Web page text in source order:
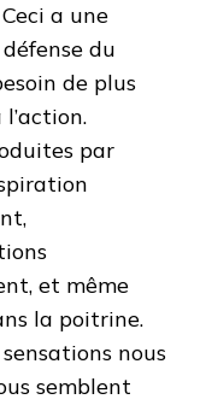
a une
du
de plus
par
et même
la poitrine.
nous
semblent